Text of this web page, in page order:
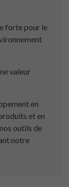
forte pour le
valeur
en
et en
outils de
notre